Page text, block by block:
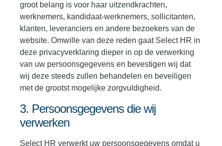
groot belang is voor haar uitzendkrachten,
werknemers, kandidaat-werknemers, sollicitanten,
klanten, leveranciers en andere bezoekers van de
website. Omwille van deze reden gaat Select HR in
deze privacyverklaring dieper in op de verwerking
van uw persoonsgegevens en bevestigen wij dat
wij deze steeds zullen behandelen en beveiligen
met de grootst mogelijke zorgvuldigheid.
3. Persoonsgegevens die wij
verwerken
Select HR verwerkt uw persoonsgegevens omdat u